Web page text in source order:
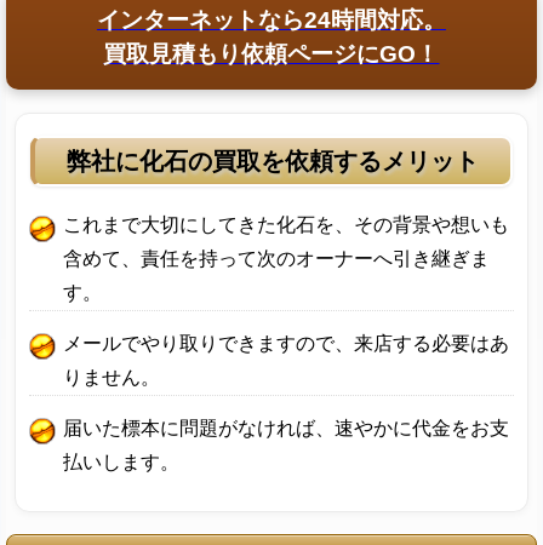
インターネットなら24時間対応。
買取見積もり依頼ページにGO！
弊社に化石の買取を依頼するメリット
これまで大切にしてきた化石を、その背景や想いも
含めて、責任を持って次のオーナーへ引き継ぎま
す。
メールでやり取りできますので、来店する必要はあ
りません。
届いた標本に問題がなければ、速やかに代金をお支
払いします。